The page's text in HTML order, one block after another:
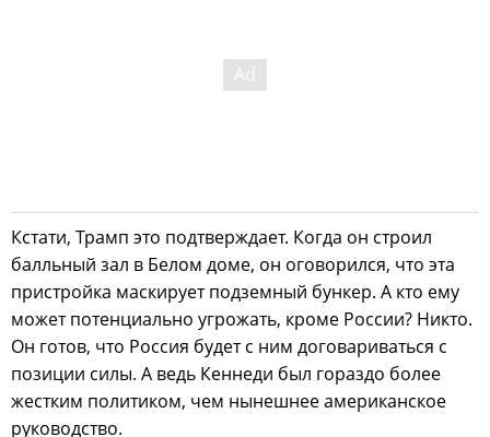
Кстати, Трамп это подтверждает. Когда он строил
балльный зал в Белом доме, он оговорился, что эта
пристройка маскирует подземный бункер. А кто ему
может потенциально угрожать, кроме России? Никто.
Он готов, что Россия будет с ним договариваться с
позиции силы. А ведь Кеннеди был гораздо более
жестким политиком, чем нынешнее американское
руководство.